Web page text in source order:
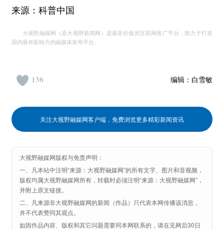
来源：科普中国
大视野融媒网（原大视野新闻网）是最富价值的互联网推广平台，致力于打造
国内最有影响力的融媒体发布平台。
编辑： 白雪敏
136
关注大视野融媒网客户端，免费浏览更多精彩新闻资讯
大视野融媒网版权与免责声明：
一、凡本站中注明“来源：大视野融媒网”的所有文字、图片和音视频，
版权均属大视野融媒网所有，转载时必须注明“来源：大视野融媒网”，
并附上原文链接。
二、凡来源非大视野融媒网的新闻（作品）只代表本网传播该消息，
并不代表赞同其观点。
如因作品内容、版权和其它问题需要同本网联系的，请在见网后30日